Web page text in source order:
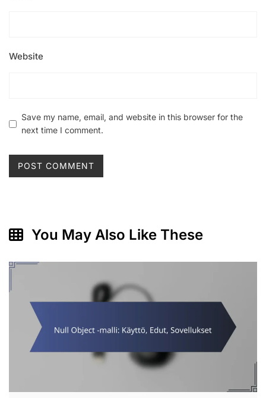
Website
Save my name, email, and website in this browser for the
next time I comment.
You May Also Like These